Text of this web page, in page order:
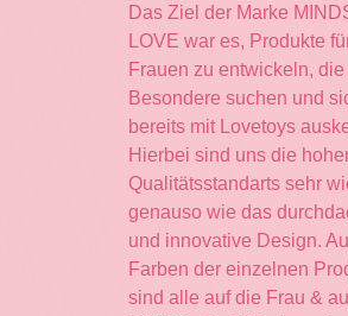
Das Ziel der Marke
LOVE war es, Produkte
Frauen zu entwickeln, die
Besondere suchen und
bereits mit Lovetoys
Hierbei sind uns die
Qualitätsstandarts sehr
genauso wie das
und innovative Design.
Farben der einzelnen
sind alle auf die Frau &